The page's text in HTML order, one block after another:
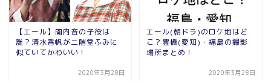
【エール】関内音の子役は
誰？清水香帆が二階堂ふみに
似ていてかわいい！
2020年3月28日
エール(朝ドラ)のロケ地はど
こ？豊橋(愛知)・福島の撮影
場所まとめ！
2020年3月28日